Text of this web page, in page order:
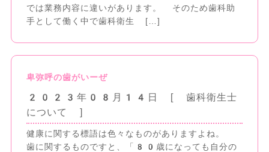
では業務内容に違いがあります。 そのため歯科助
手として働く中で歯科衛生 […]
卑弥呼の歯がいーぜ
2023年08月14日
[ 歯科衛生士
について ]
健康に関する標語は色々なものがありますよね。
歯に関するものですと、「80歳になっても自分の